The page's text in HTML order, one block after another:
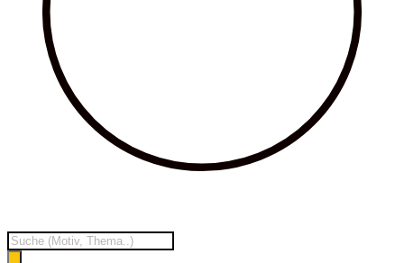
Products
search